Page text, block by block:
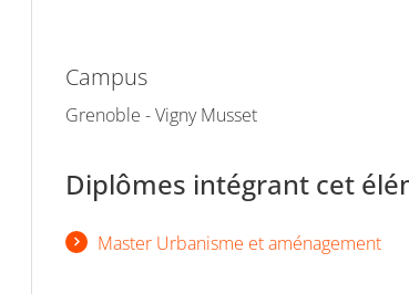
Campus
Grenoble - Vigny Musset
Diplômes intégrant cet
Master Urbanisme et aménagement